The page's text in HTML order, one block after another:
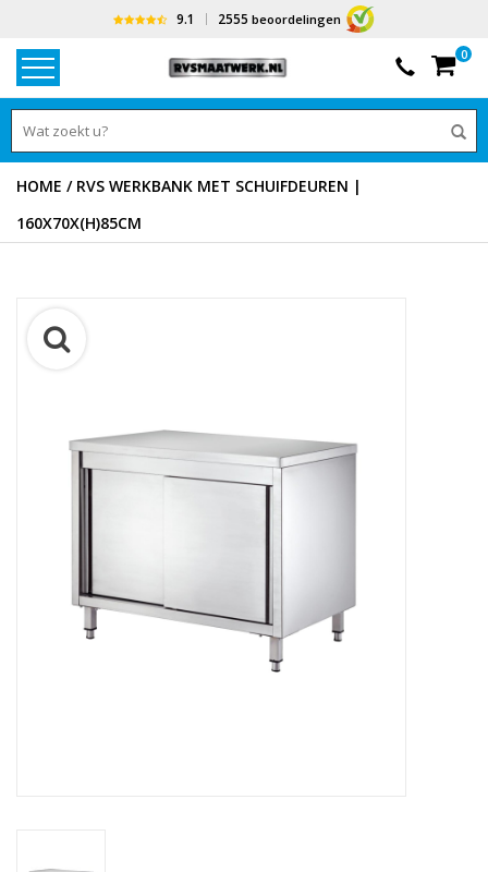
9.1 2555 beoordelingen
0
HOME / RVS WERKBANK MET SCHUIFDEUREN |
160X70X(H)85CM